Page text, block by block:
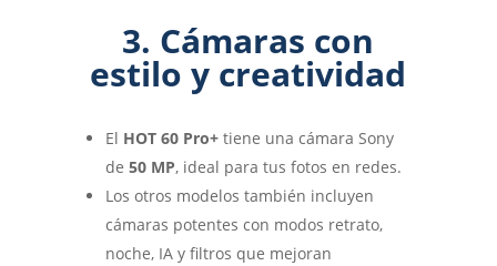
3. Cámaras con
estilo y creatividad
El HOT 60 Pro+tiene una cámara Sony
de 50 MP, ideal para tus fotos en redes.
Los otros modelos también incluyen
cámaras potentes con modos retrato,
noche, IA y filtros que mejoran